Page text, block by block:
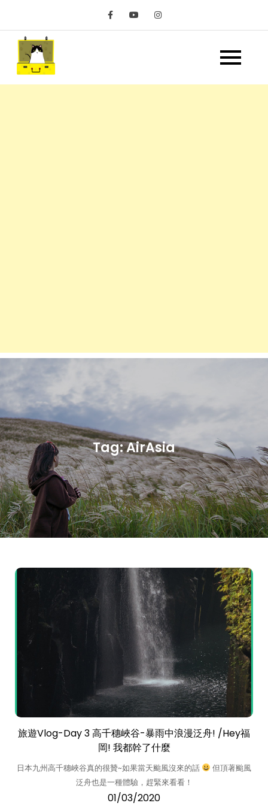
content
嘿 我要旅行 Hey Travel
Life
Tag:AirAsia
旅遊Vlog-Day 3 高千穗峽谷-暴雨中浪漫泛舟! /Hey福
岡! 我都幹了什麼
日本九州高千穗峽谷真的很贊~如果當天颱風沒來的話
但頂著颱風
泛舟也是一種體驗，趕緊來看看！
01/03/2020